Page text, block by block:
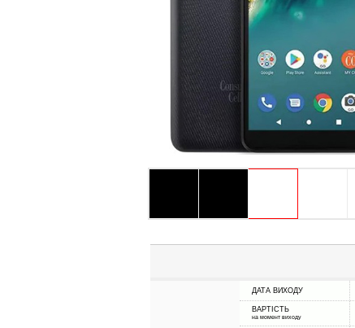
ДАТА ВИХОДУ
ВАРТІСТЬ
на момент виходу